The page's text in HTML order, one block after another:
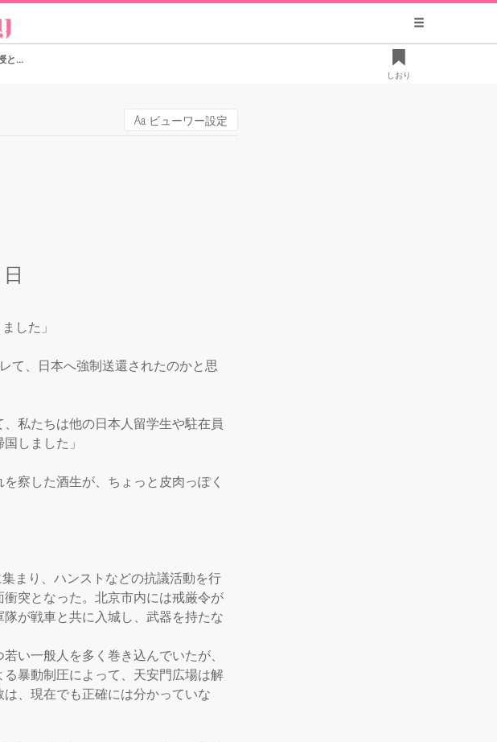
と...
しおり
ビューワー設定
した」
て、日本へ強制送還されたのかと思
私たちは他の日本人留学生や駐在員
しました」
察した酒生が、ちょっと皮肉っぽく
まり、ハンストなどの抗議活動を行
突となった。北京市内には戒厳令が
が戦車と共に入城し、武器を持たな
い一般人を多く巻き込んでいたが、
暴動制圧によって、天安門広場は解
、現在でも正確には分かっていな